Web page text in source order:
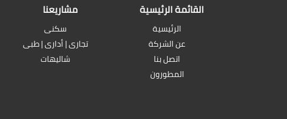
القائمة الرئيسية
الرئيسية
عن الشركة
اتصل بنا
المطورون
مشاريعنا
سكنى
تجارى | أدارى | طبى
شاليهات